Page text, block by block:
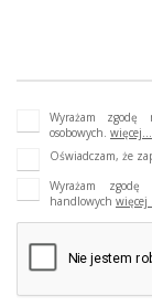
Wyrażam
osobowych. więcej...
Oświadczam, że
Wyrażam
handlowych więcej ...